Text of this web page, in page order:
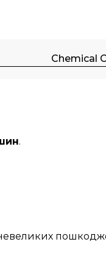
Chemical
.